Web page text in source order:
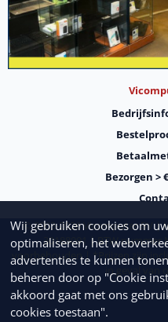
Bezorgen >
© 2003-2026Vicomputer BV |
30188091 | BTW nummer
voorbehouden | *Prijzen zijn
in geval van
Wat andere mensen zochten: Computer Ede|
Ede|Computer kopen Ede|Computer Waalwijk|
kopen Waalwijk|Laptop reparatie Waalwijk |
Computerwinkel Wageningen|
Wij gebruiken cookies om
optimaliseren, het
advertenties te kunnen
beheren door op "Cookie
akkoord gaat met ons
cookies toestaan".